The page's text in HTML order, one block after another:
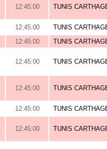
12:45:00 TUNIS
12:45:00 TUNIS
12:45:00 TUNIS
12:45:00 TUNIS
12:45:00 TUNIS
12:45:00 TUNIS
12:45:00 TUNIS